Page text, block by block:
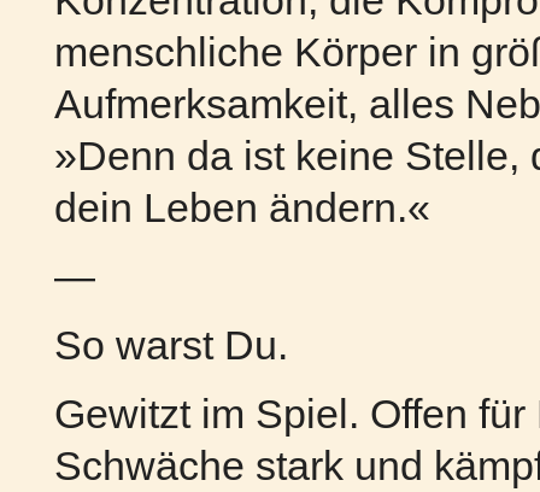
menschliche Körper in
Aufmerksamkeit, alles
»Denn da ist keine Stelle,
dein Leben ändern.«
—
So warst Du.
Gewitzt im Spiel. Offen
Schwäche stark und